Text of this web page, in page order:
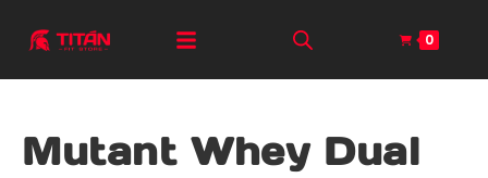
0
Mutant Whey Dual